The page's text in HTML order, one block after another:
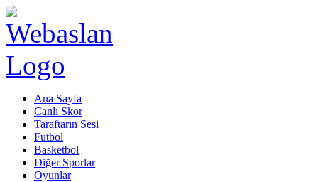
Ana Sayfa
Canlı Skor
Taraftarın Sesi
Futbol
Basketbol
Diğer Sporlar
Oyunlar